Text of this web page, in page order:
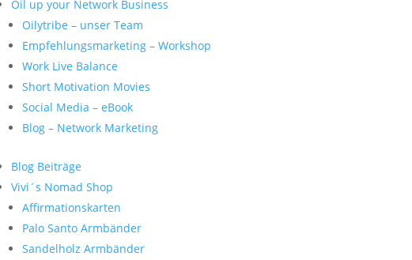
Oil up your Network Business
Oilytribe – unser Team
Empfehlungsmarketing – Workshop
Work Live Balance
Short Motivation Movies
Social Media – eBook
Blog – Network Marketing
Blog Beiträge
Vivi´s Nomad Shop
Affirmationskarten
Palo Santo Armbänder
Sandelholz Armbänder